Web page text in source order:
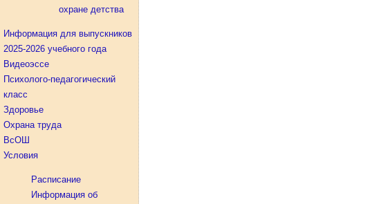
охране детства
Информация для выпускников
2025-2026 учебного года
Видеоэссе
Психолого-педагогический
класс
Здоровье
Охрана труда
ВсОШ
Условия
Расписание
Информация об